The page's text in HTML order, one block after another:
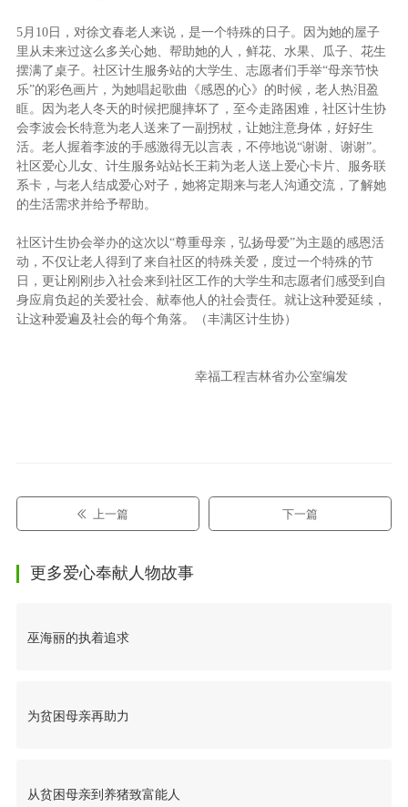
5月10日，对徐文春老人来说，是一个特殊的日子。因为她的屋子
里从未来过这么多关心她、帮助她的人，鲜花、水果、瓜子、花生
摆满了桌子。社区计生服务站的大学生、志愿者们手举“母亲节快
乐”的彩色画片，为她唱起歌曲《感恩的心》的时候，老人热泪盈
眶。因为老人冬天的时候把腿摔坏了，至今走路困难，社区计生协
会李波会长特意为老人送来了一副拐杖，让她注意身体，好好生
活。老人握着李波的手感激得无以言表，不停地说“谢谢、谢谢”。
社区爱心儿女、计生服务站站长王莉为老人送上爱心卡片、服务联
系卡，与老人结成爱心对子，她将定期来与老人沟通交流，了解她
的生活需求并给予帮助。
社区计生协会举办的这次以“尊重母亲，弘扬母爱”为主题的感恩活
动，不仅让老人得到了来自社区的特殊关爱，度过一个特殊的节
日，更让刚刚步入社会来到社区工作的大学生和志愿者们感受到自
身应肩负起的关爱社会、献奉他人的社会责任。就让这种爱延续，
让这种爱遍及社会的每个角落。（丰满区计生协）
幸福工程吉林省办公室编发
上一篇 下一篇
更多爱心奉献人物故事
巫海丽的执着追求
为贫困母亲再助力
从贫困母亲到养猪致富能人